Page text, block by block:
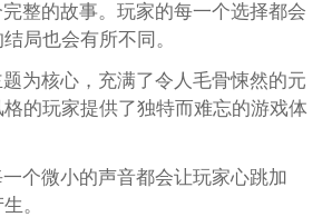
整的故事。玩家的每一个选择都会
局也会有所不同。
为核心，充满了令人毛骨悚然的元
的玩家提供了独特而难忘的游戏体
个微小的声音都会让玩家心跳加
。